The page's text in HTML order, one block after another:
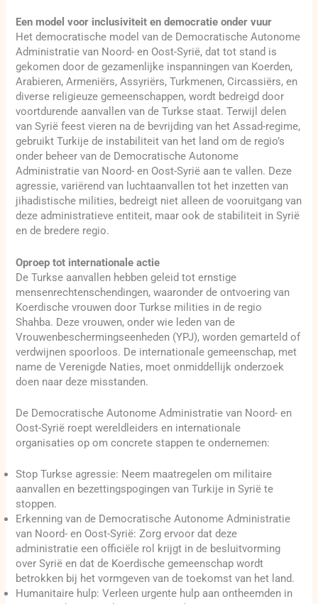
Een model voor inclusiviteit en democratie onder vuur
Het democratische model van de Democratische Autonome
Administratie van Noord- en Oost-Syrië, dat tot stand is
gekomen door de gezamenlijke inspanningen van Koerden,
Arabieren, Armeniërs, Assyriërs, Turkmenen, Circassiërs, en
diverse religieuze gemeenschappen, wordt bedreigd door
voortdurende aanvallen van de Turkse staat. Terwijl delen
van Syrië feest vieren na de bevrijding van het Assad-regime,
gebruikt Turkije de instabiliteit van het land om de regio’s
onder beheer van de Democratische Autonome
Administratie van Noord- en Oost-Syrië aan te vallen. Deze
agressie, variërend van luchtaanvallen tot het inzetten van
jihadistische milities, bedreigt niet alleen de vooruitgang van
deze administratieve entiteit, maar ook de stabiliteit in Syrië
en de bredere regio.
Oproep tot internationale actie
De Turkse aanvallen hebben geleid tot ernstige
mensenrechtenschendingen, waaronder de ontvoering van
Koerdische vrouwen door Turkse milities in de regio
Shahba. Deze vrouwen, onder wie leden van de
Vrouwenbeschermingseenheden (YPJ), worden gemarteld of
verdwijnen spoorloos. De internationale gemeenschap, met
name de Verenigde Naties, moet onmiddellijk onderzoek
doen naar deze misstanden.
De Democratische Autonome Administratie van Noord- en
Oost-Syrië roept wereldleiders en internationale
organisaties op om concrete stappen te ondernemen:
Stop Turkse agressie: Neem maatregelen om militaire
aanvallen en bezettingspogingen van Turkije in Syrië te
stoppen.
Erkenning van de Democratische Autonome Administratie
van Noord- en Oost-Syrië: Zorg ervoor dat deze
administratie een officiële rol krijgt in de besluitvorming
over Syrië en dat de Koerdische gemeenschap wordt
betrokken bij het vormgeven van de toekomst van het land.
Humanitaire hulp: Verleen urgente hulp aan ontheemden in